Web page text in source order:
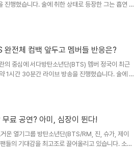
진행했습니다. 술에 취한 상태로 등장한 그는 흡연 사
어 욕설까지 쏟아내 팬들에게 큰 충격을 안겼습니
라 하지 말라"고 반응하며 "이제 내 삶을 내 방식대
겼습니다. 멤버들의 엇갈리는 반응과..
전체 컴백 앞두고 멤버들 반응은?
의 중심에 서다방탄소년단(BTS) 멤버 정국이 최근
1시간 30분간 라이브 방송을 진행했습니다. 술에 취
하고, 소속사를 언급하며, 심지어 욕설까지 쏟아내
"왜 끄라고 하냐. 이래라저래라 하지 말라"고 반응
로 살겠다. 응원해 달라"는 메시지를..
료 공연? 아미, 심장이 뛴다!
운 열기그룹 방탄소년단(BTS/RM, 진, 슈가, 제이
들의 기대감을 최고조로 끌어올리고 있습니다. 소속